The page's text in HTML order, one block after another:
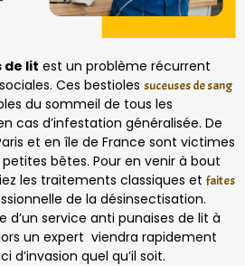
de lit est un problème récurrent
Ces bestioles suceuses de sang
du sommeil de tous les
cas d’infestation généralisée. De
et en île de France sont victimes
bêtes. Pour en venir à bout
les traitements classiques et faites
de la désinsectisation.
d’un service anti punaises de lit à
un expert viendra rapidement
d’invasion quel qu’il soit.